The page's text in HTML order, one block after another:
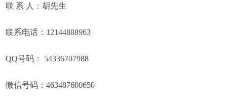
联 系 人：胡先生
联系电话：12144888963
QQ号码： 54336707988
微信号码：463487600650